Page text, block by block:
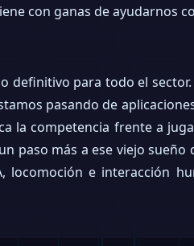
con ganas de ayudarnos
definitivo para todo el
pasando de
la competencia frente a
paso más a ese viejo sueño
e interacción